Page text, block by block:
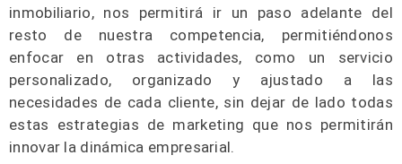
inmobiliario, nos permitirá ir un paso adelante del
resto de nuestra competencia, permitiéndonos
enfocar en otras actividades, como un servicio
personalizado, organizado y ajustado a las
necesidades de cada cliente, sin dejar de lado todas
estas estrategias de marketing que nos permitirán
innovar la dinámica empresarial.